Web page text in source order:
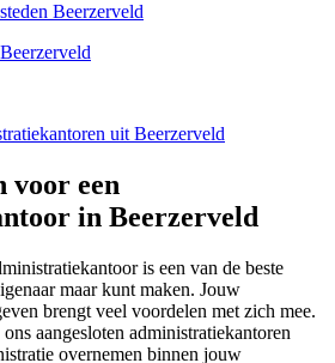
Beerzerveld
uit Beerzerveld
voor een
in Beerzerveld
is een van de beste
maar kunt maken. Jouw
brengt veel voordelen met zich mee.
aangesloten administratiekantoren
overnemen binnen jouw